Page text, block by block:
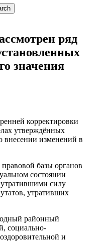
ряд
значения
корректировки
утверждённых
внесении изменений в
базы органов
состоянии
силу
утративших
районный
социально-
и